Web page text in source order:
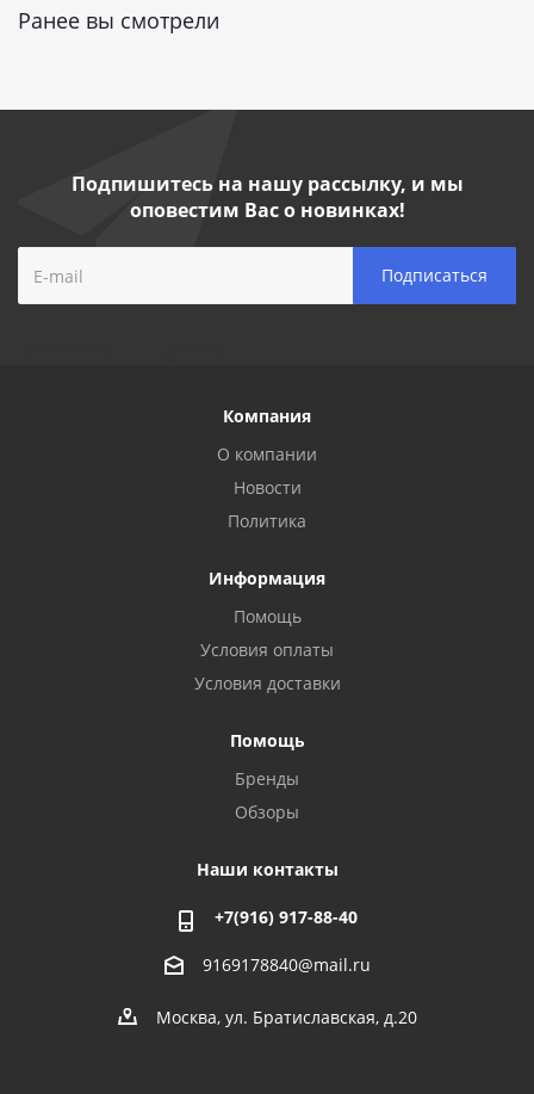
Ранее вы смотрели
Подпишитесь на нашу рассылку, и мы
оповестим Вас о новинках!
Компания
О компании
Новости
Политика
Информация
Помощь
Условия оплаты
Условия доставки
Помощь
Бренды
Обзоры
Наши контакты
+7(916) 917-88-40
9169178840@mail.ru
Москва, ул. Братиславская, д.20